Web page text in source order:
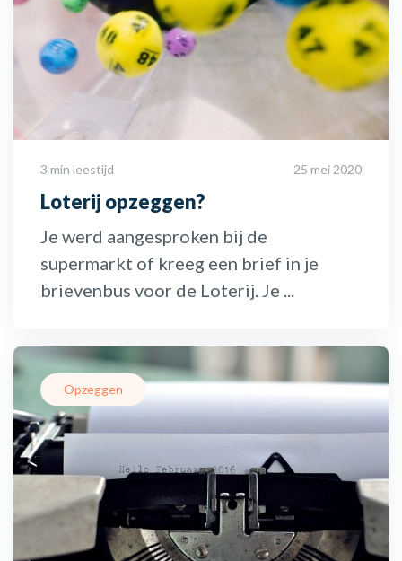
3 min leestijd 25 mei 2020
Loterij opzeggen?
Je werd aangesproken bij de
supermarkt of kreeg een brief in je
brievenbus voor de Loterij. Je ...
Opzeggen